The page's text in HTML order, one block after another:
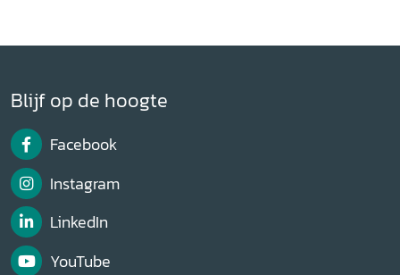
Blijf op de hoogte
Facebook
Instagram
LinkedIn
YouTube